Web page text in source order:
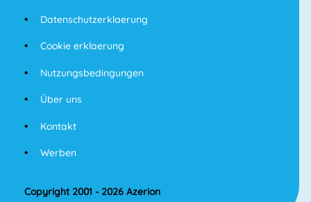
Datenschutzerklaerung
Cookie erklaerung
Nutzungsbedingungen
Über uns
Kontakt
Werben
Copyright 2001 - 2026 Azerion